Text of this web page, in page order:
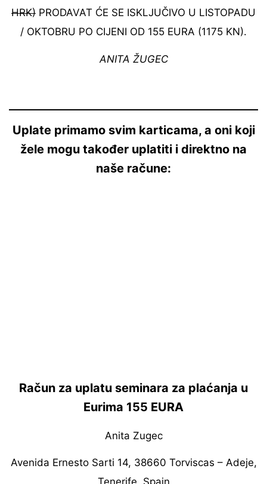
HRK) PRODAVAT ĆE SE ISKLJUČIVO U LISTOPADU
/ OKTOBRU PO CIJENI OD 155 EURA (1175 KN).
ANITA ŽUGEC
Uplate primamo svim karticama, a oni koji
žele mogu također uplatiti i direktno na
naše račune:
Račun za uplatu seminara za plaćanja u
Eurima 155 EURA
Anita Zugec
Avenida Ernesto Sarti 14, 38660 Torviscas – Adeje,